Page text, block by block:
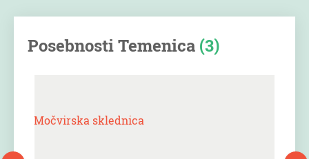
Posebnosti Temenica (3)